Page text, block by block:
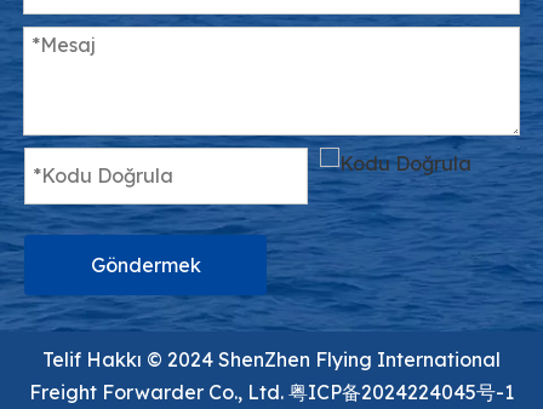
Göndermek
Telif Hakkı ©️ 2024 ShenZhen Flying International
Freight Forwarder Co., Ltd. 粤ICP备2024224045号-1